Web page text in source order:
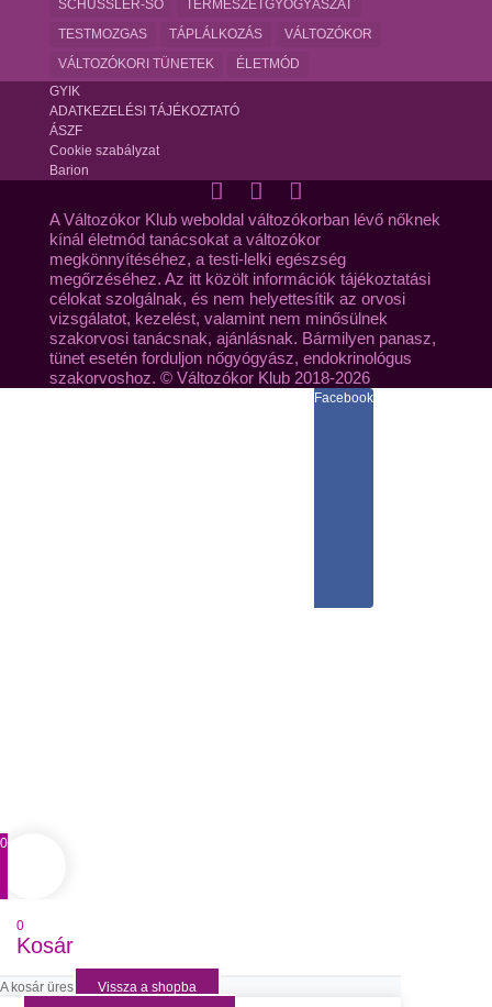
SCHÜSSLER-SÓ
TERMÉSZETGYÓGYÁSZAT
TESTMOZGAS
TÁPLÁLKOZÁS
VÁLTOZÓKOR
VÁLTOZÓKORI TÜNETEK
ÉLETMÓD
GYIK
ADATKEZELÉSI TÁJÉKOZTATÓ
ÁSZF
Cookie szabályzat
Barion
A Változókor Klub weboldal változókorban lévő nőknek
kínál életmód tanácsokat a változókor
megkönnyítéséhez, a testi-lelki egészség
megőrzéséhez. Az itt közölt információk tájékoztatási
célokat szolgálnak, és nem helyettesítik az orvosi
vizsgálatot, kezelést, valamint nem minősülnek
szakorvosi tanácsnak, ajánlásnak. Bármilyen panasz,
tünet esetén forduljon nőgyógyász, endokrinológus
szakorvoshoz. © Változókor Klub 2018-2026
Facebook
0
0
Kosár
A kosár üres Vissza a shopba